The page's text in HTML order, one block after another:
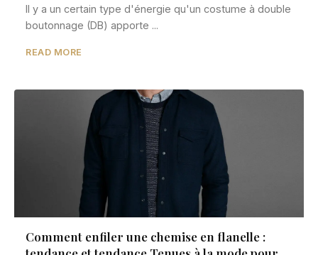
Il y a un certain type d'énergie qu'un costume à double
boutonnage (DB) apporte ...
READ MORE
Comment enfiler une chemise en flanelle :